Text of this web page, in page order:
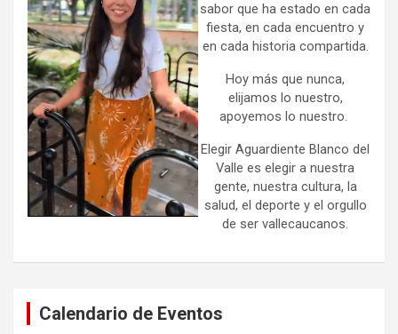
sabor que ha estado en cada
fiesta, en cada encuentro y
en cada historia compartida.
Hoy más que nunca,
elijamos lo nuestro,
apoyemos lo nuestro.
Elegir Aguardiente Blanco del
Valle es elegir a nuestra
gente, nuestra cultura, la
salud, el deporte y el orgullo
de ser vallecaucanos.
Calendario de Eventos